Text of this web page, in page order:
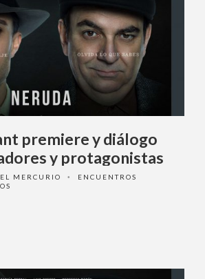
premiere y diálogo
y protagonistas
MERCURIO •
ENCUENTROS